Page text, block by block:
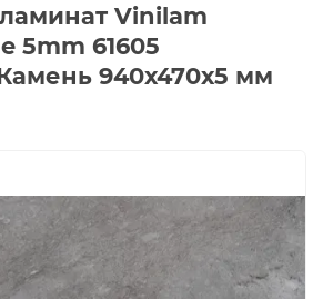
Vinilam
5mm 61605
940х470х5 мм